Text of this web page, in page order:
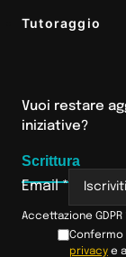
Tutoraggio
Vuoi restare
iniziative?
Scrittura
Email*
Accettazione GDPR
Confermo
privacy e